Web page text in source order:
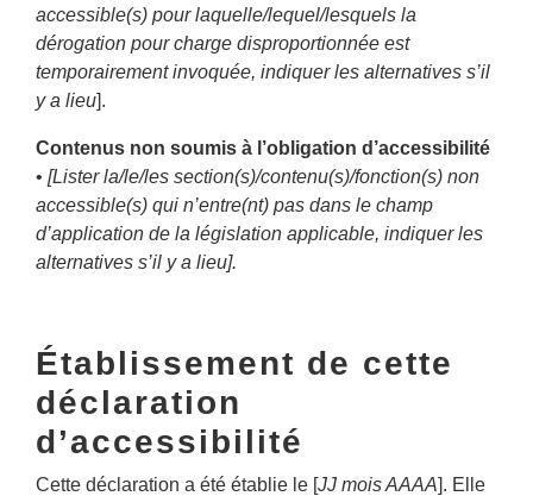
accessible(s) pour laquelle/lequel/lesquels la
dérogation pour charge disproportionnée est
temporairement invoquée, indiquer les alternatives s’il
y a lieu].
Contenus non soumis à l’obligation d’accessibilité
• [Lister la/le/les section(s)/contenu(s)/fonction(s) non
accessible(s) qui n’entre(nt) pas dans le champ
d’application de la législation applicable, indiquer les
alternatives s’il y a lieu].
Établissement de cette
déclaration
d’accessibilité
Cette déclaration a été établie le [JJ mois AAAA]. Elle